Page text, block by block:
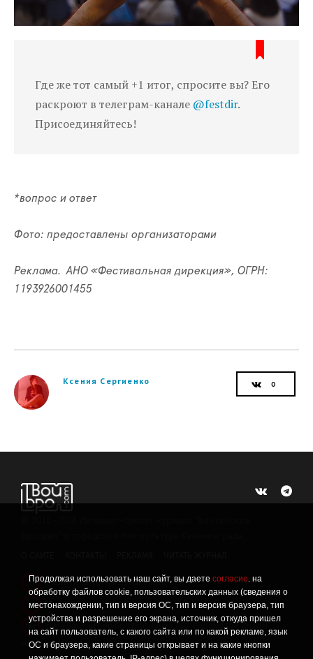
Продолжая использовать наш сайт, вы даете согласие. на
обработку файлов cookie, пользовательских данных (сведения о
местонахождении, тип и версия ОС, тип и версия браузера, тип
устройства и разрешение его экрана, источник, откуда пришел
на сайт пользователь, с какого сайта или по какой рекламе, язык
ОС и браузера, какие страницы открывает и на какие кнопки
Где же тот самый +1 итог, спросите вы? Его
раскроют в телеграм-канале @festdir.
Присоединяйтесь!
*вопрос и ответ
Фото: предоставлены организаторами
Реклама. АНО «Фестивальная дирекция», ОГРН:
1193926001455
Ксения Сергиенко
! Политика конфиденциальности
! Информация о проведении СОУТ
Данный сайт не предназначен для просмотра лицам
младше 16 лет.